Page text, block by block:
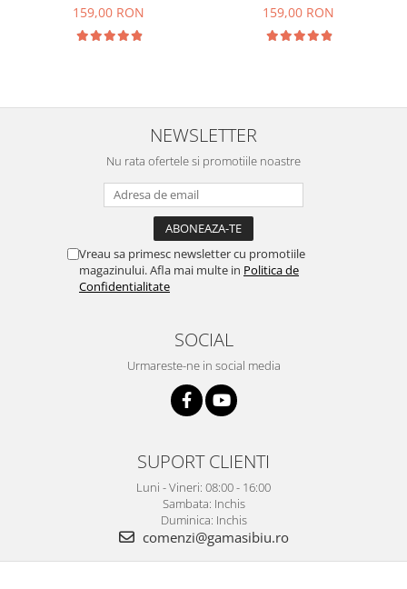
159,00 RON
159,00 RON
NEWSLETTER
Nu rata ofertele si promotiile noastre
Vreau sa primesc newsletter cu promotiile
magazinului. Afla mai multe in Politica de
Confidentialitate
SOCIAL
Urmareste-ne in social media
SUPORT CLIENTI
Luni - Vineri: 08:00 - 16:00
Sambata: Inchis
Duminica: Inchis
comenzi@gamasibiu.ro